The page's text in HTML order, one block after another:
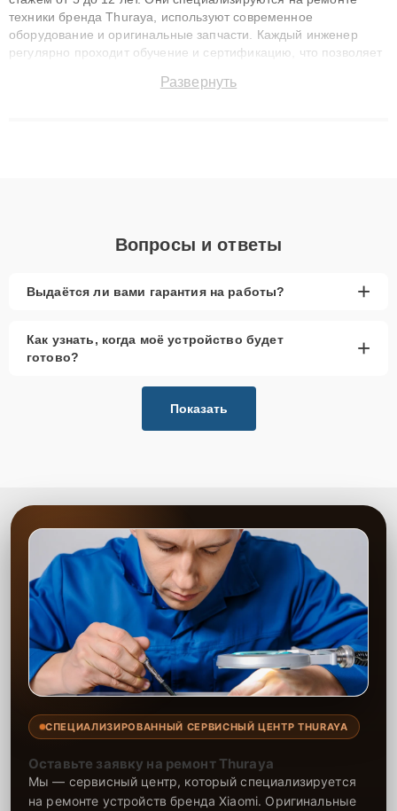
техники бренда Thuraya, используют современное
оборудование и оригинальные запчасти. Каждый инженер
регулярно проходит обучение и сертификацию, что позволяет
технику с сохранением гарантии до 3 лет. Наши мастера
Развернуть
Вопросы и ответы
Выдаётся ли вами гарантия на работы? +
Как узнать, когда моё устройство будет
готово?
+
Показать
СПЕЦИАЛИЗИРОВАННЫЙ СЕРВИСНЫЙ ЦЕНТР THURAYA
Оставьте заявку на ремонт Thuraya
Мы — сервисный центр, который специализируется
на ремонте устройств бренда Xiaomi. Оригинальные